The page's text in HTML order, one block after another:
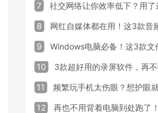
7 社交网络让你效率低下？用了
8 网红自媒体都在用！这3款音
9 Windows电脑必备！这3款文
10 3款超好用的录屏软件，再不
11 频繁玩手机太伤眼？想护眼
12 再也不用背着电脑到处跑了